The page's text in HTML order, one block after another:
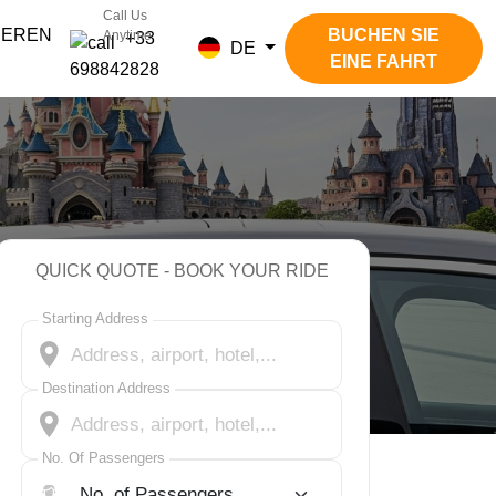
Call Us
Anytime
+33
698842828
DE
BUCHEN SIE
EINE FAHRT
QUICK QUOTE - BOOK YOUR RIDE
Starting Address
Destination Address
No. Of Passengers
No. Of Passengers